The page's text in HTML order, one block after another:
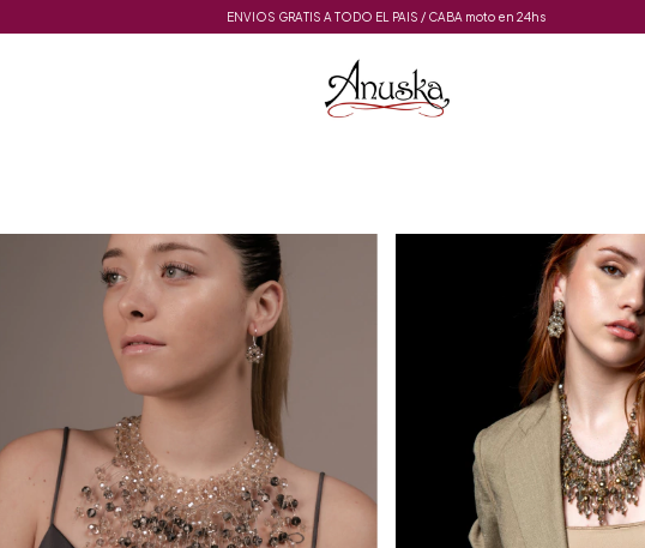
ENVIOS GRATIS A TODO EL PAIS / CABA moto en 24hs